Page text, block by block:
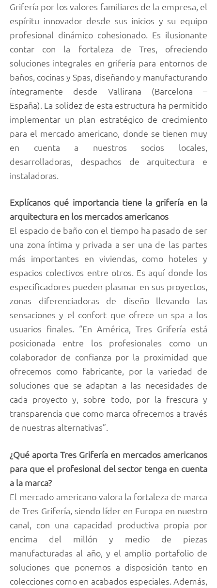
Grifería por los valores familiares de la empresa, el
espíritu innovador desde sus inicios y su equipo
profesional dinámico cohesionado. Es ilusionante
contar con la fortaleza de Tres, ofreciendo
soluciones integrales en grifería para entornos de
baños, cocinas y Spas, diseñando y manufacturando
íntegramente desde Vallirana (Barcelona –
España). La solidez de esta estructura ha permitido
implementar un plan estratégico de crecimiento
para el mercado americano, donde se tienen muy
en cuenta a nuestros socios locales,
desarrolladoras, despachos de arquitectura e
instaladoras.
Explícanos qué importancia tiene la grifería en la
arquitectura en los mercados americanos
El espacio de baño con el tiempo ha pasado de ser
una zona íntima y privada a ser una de las partes
más importantes en viviendas, como hoteles y
espacios colectivos entre otros. Es aquí donde los
especificadores pueden plasmar en sus proyectos,
zonas diferenciadoras de diseño llevando las
sensaciones y el confort que ofrece un spa a los
usuarios finales. “En América, Tres Grifería está
posicionada entre los profesionales como un
colaborador de confianza por la proximidad que
ofrecemos como fabricante, por la variedad de
soluciones que se adaptan a las necesidades de
cada proyecto y, sobre todo, por la frescura y
transparencia que como marca ofrecemos a través
de nuestras alternativas”.
¿Qué aporta Tres Grifería en mercados americanos
para que el profesional del sector tenga en cuenta
a la marca?
El mercado americano valora la fortaleza de marca
de Tres Grifería, siendo líder en Europa en nuestro
canal, con una capacidad productiva propia por
encima del millón y medio de piezas
manufacturadas al año, y el amplio portafolio de
soluciones que ponemos a disposición tanto en
colecciones como en acabados especiales. Además,